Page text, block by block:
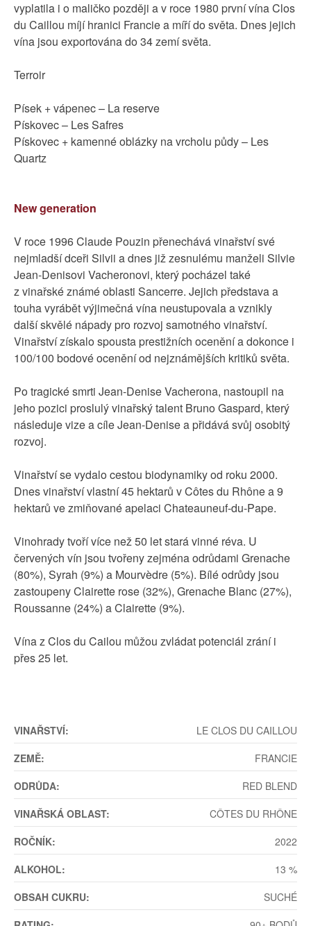
vyplatila i o maličko později a v roce 1980 první vína Clos
du Caillou míjí hranici Francie a míří do světa. Dnes jejich
vína jsou exportována do 34 zemí světa.
Terroir
Písek + vápenec – La reserve
Pískovec – Les Safres
Pískovec + kamenné oblázky na vrcholu půdy – Les
Quartz
New generation
V roce 1996 Claude Pouzin přenechává vinařství své
nejmladší dceři Silvii a dnes již zesnulému manželi Silvie
Jean-Denisovi Vacheronovi, který pocházel také
z vinařské známé oblasti Sancerre. Jejich představa a
touha vyrábět výjimečná vína neustupovala a vznikly
další skvělé nápady pro rozvoj samotného vinařství.
Vinařství získalo spousta prestižních ocenění a dokonce i
100/100 bodové ocenění od nejznámějších kritiků světa.
Po tragické smrti Jean-Denise Vacherona, nastoupil na
jeho pozici proslulý vinařský talent Bruno Gaspard, který
následuje vize a cíle Jean-Denise a přidává svůj osobitý
rozvoj.
Vinařství se vydalo cestou biodynamiky od roku 2000.
Dnes vinařství vlastní 45 hektarů v Côtes du Rhône a 9
hektarů ve zmiňované apelaci Chateauneuf-du-Pape.
Vinohrady tvoří více než 50 let stará vinné réva. U
červených vín jsou tvořeny zejména odrůdami Grenache
(80%), Syrah (9%) a Mourvèdre (5%). Bílé odrůdy jsou
zastoupeny Clairette rose (32%), Grenache Blanc (27%),
Roussanne (24%) a Clairette (9%).
Vína z Clos du Cailou můžou zvládat potenciál zrání i
přes 25 let.
VINAŘSTVÍ:
LE CLOS DU CAILLOU
ZEMĚ:
FRANCIE
ODRŮDA:
RED BLEND
VINAŘSKÁ OBLAST:
CÔTES DU RHÔNE
ROČNÍK:
2022
ALKOHOL:
13 %
OBSAH CUKRU:
SUCHÉ